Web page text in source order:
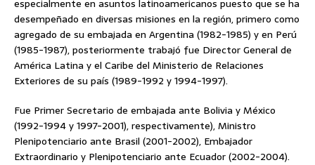
especialmente en asuntos latinoamericanos puesto que se ha
desempeñado en diversas misiones en la región, primero como
agregado de su embajada en Argentina (1982-1985) y en Perú
(1985-1987), posteriormente trabajó fue Director General de
América Latina y el Caribe del Ministerio de Relaciones
Exteriores de su país (1989-1992 y 1994-1997).
Fue Primer Secretario de embajada ante Bolivia y México
(1992-1994 y 1997-2001), respectivamente), Ministro
Plenipotenciario ante Brasil (2001-2002), Embajador
Extraordinario y Plenipotenciario ante Ecuador (2002-2004).